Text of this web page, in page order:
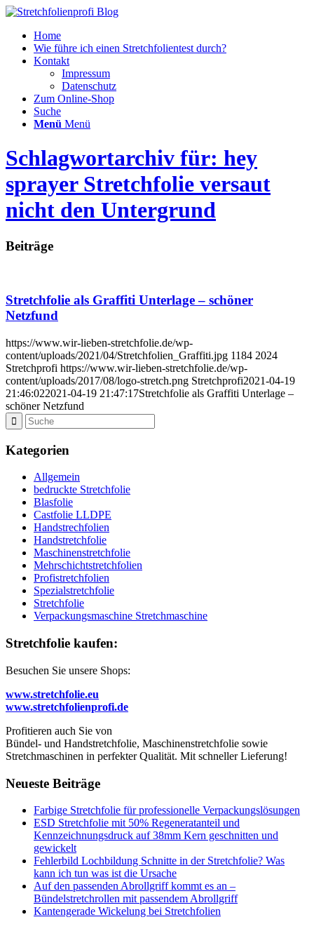
Home
Wie führe ich einen Stretchfolientest durch?
Kontakt
Impressum
Datenschutz
Zum Online-Shop
Suche
Menü Menü
Schlagwortarchiv für: hey
sprayer Stretchfolie versaut
nicht den Untergrund
Beiträge
Stretchfolie als Graffiti Unterlage – schöner
Netzfund
https://www.wir-lieben-stretchfolie.de/wp-
content/uploads/2021/04/Stretchfolien_Graffiti.jpg 1184 2024
Stretchprofi https://www.wir-lieben-stretchfolie.de/wp-
content/uploads/2017/08/logo-stretch.png Stretchprofi2021-04-19
21:46:022021-04-19 21:47:17Stretchfolie als Graffiti Unterlage –
schöner Netzfund
Kategorien
Allgemein
bedruckte Stretchfolie
Blasfolie
Castfolie LLDPE
Handstrechfolien
Handstretchfolie
Maschinenstretchfolie
Mehrschichtstretchfolien
Profistretchfolien
Spezialstretchfolie
Stretchfolie
Verpackungsmaschine Stretchmaschine
Stretchfolie kaufen:
Besuchen Sie unsere Shops:
www.stretchfolie.eu
www.stretchfolienprofi.de
Profitieren auch Sie von
Bündel- und Handstretchfolie, Maschinenstretchfolie sowie
Stretchmaschinen in perfekter Qualität. Mit schneller Lieferung!
Neueste Beiträge
Farbige Stretchfolie für professionelle Verpackungslösungen
ESD Stretchfolie mit 50% Regeneratanteil und
Kennzeichnungsdruck auf 38mm Kern geschnitten und
gewickelt
Fehlerbild Lochbildung Schnitte in der Stretchfolie? Was
kann ich tun was ist die Ursache
Auf den passenden Abrollgriff kommt es an –
Bündelstretchrollen mit passendem Abrollgriff
Kantengerade Wickelung bei Stretchfolien